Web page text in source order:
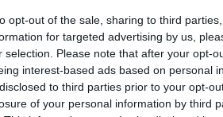
opt-out of the sale, sharing to third
for targeted advertising by us,
selection. Please note that after your opt-
interest-based ads based on personal
to third parties prior to your opt-
of your personal information by third
és ezek az
kapcsán, hogy a
AI-piac a gazdasági
ellenére is